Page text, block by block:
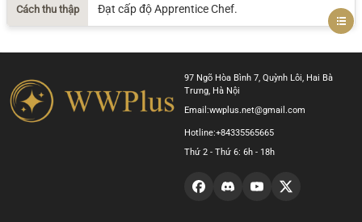
Cách thu thập Đạt cấp độ Apprentice Chef.
97 Ngõ Hòa Bình 7, Quỳnh Lôi, Hai Bà
Trưng, Hà Nội
Email:wwplus.net@gmail.com
Hotline:+84335565665
Thứ 2 - Thứ 6: 6h - 18h